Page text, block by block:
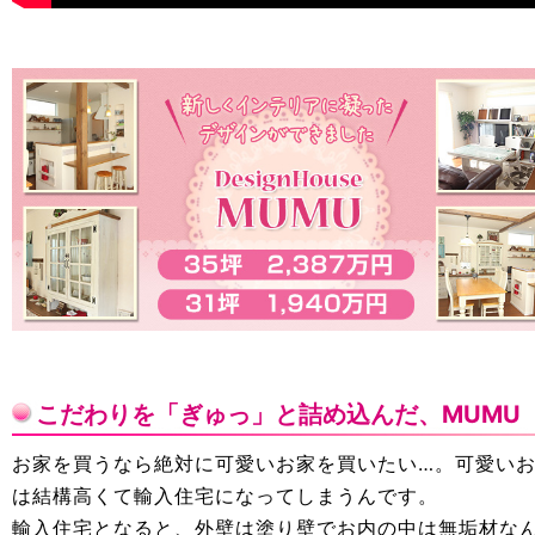
こだわりを「ぎゅっ」と詰め込んだ、MUMU
お家を買うなら絶対に可愛いお家を買いたい…。可愛い
は結構高くて輸入住宅になってしまうんです。
輸入住宅となると、外壁は塗り壁でお内の中は無垢材な